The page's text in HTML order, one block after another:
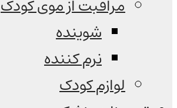
مراقبت از موی کودک
شوینده
نرم کننده
لوازم کودک